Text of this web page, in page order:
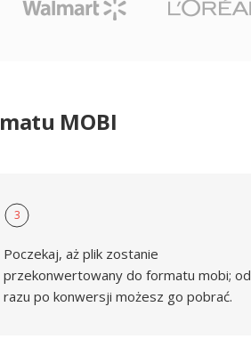
MOBI
3
Poczekaj, aż plik zostanie
przekonwertowany do formatu mobi; od
razu po konwersji możesz go pobrać.